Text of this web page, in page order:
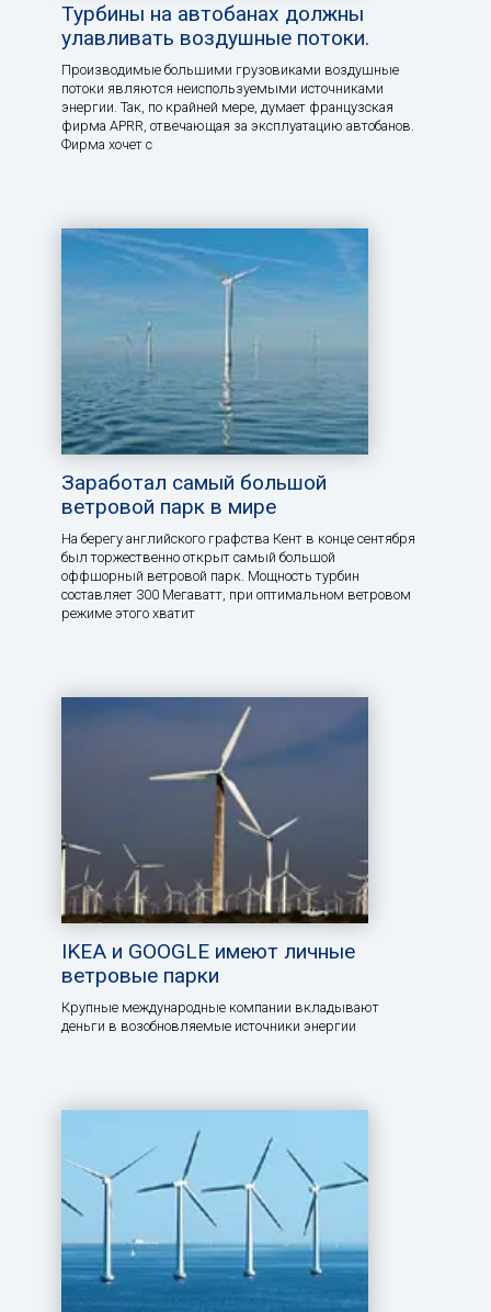
Турбины на автобанах должны
улавливать воздушные потоки.
Производимые большими грузовиками воздушные
потоки являются неиспользуемыми источниками
энергии. Так, по крайней мере, думает французская
фирма APRR, отвечающая за эксплуатацию автобанов.
Фирма хочет с
Заработал самый большой
ветровой парк в мире
На берегу английского графства Кент в конце сентября
был торжественно открыт самый большой
оффшорный ветровой парк. Мощность турбин
составляет 300 Мегаватт, при оптимальном ветровом
режиме этого хватит
IKEA и GOOGLE имеют личные
ветровые парки
Крупные международные компании вкладывают
деньги в возобновляемые источники энергии